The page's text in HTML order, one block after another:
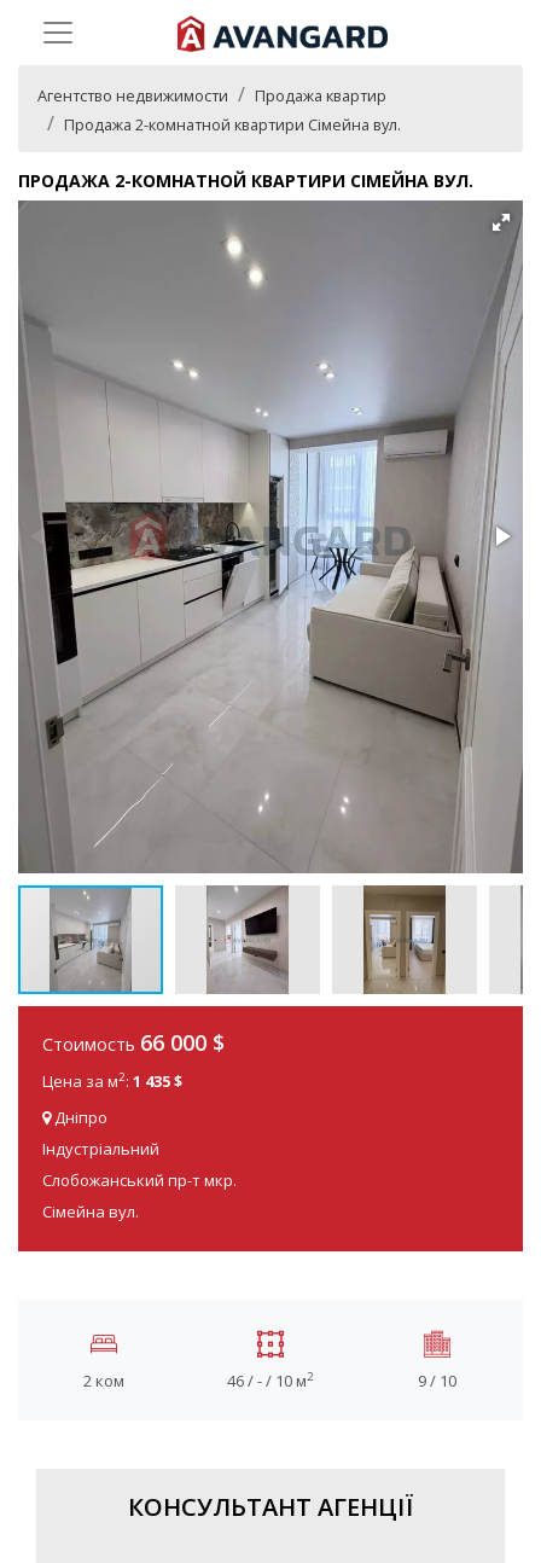
Агентство недвижимости
Продажа квартир
Продажа 2-комнатной квартири Сімейна вул.
ПРОДАЖА 2-КОМНАТНОЙ КВАРТИРИ СІМЕЙНА ВУЛ.
Стоимость 66 000 $
Цена за м2: 1 435 $
Дніпро
Індустріальний
Слобожанський пр-т мкр.
Сімейна вул.
2 ком 46 / - / 10 м2 9 / 10
КОНСУЛЬТАНТ АГЕНЦІЇ